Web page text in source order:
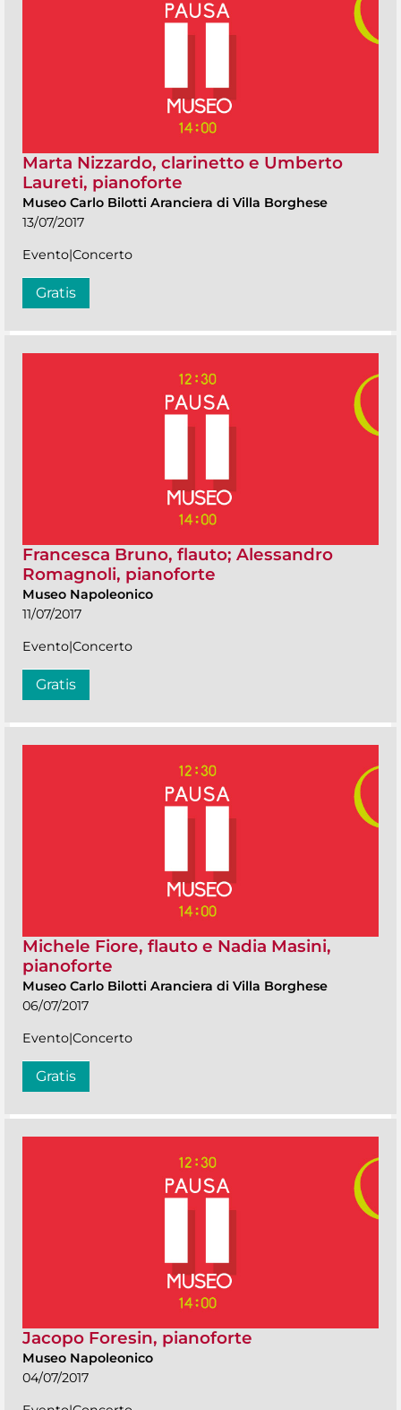
Marta Nizzardo, clarinetto e Umberto
Laureti, pianoforte
Museo Carlo Bilotti Aranciera di Villa Borghese
13/07/2017
Evento|Concerto
Gratis
Francesca Bruno, flauto; Alessandro
Romagnoli, pianoforte
Museo Napoleonico
11/07/2017
Evento|Concerto
Gratis
Michele Fiore, flauto e Nadia Masini,
pianoforte
Museo Carlo Bilotti Aranciera di Villa Borghese
06/07/2017
Evento|Concerto
Gratis
Jacopo Foresin, pianoforte
Museo Napoleonico
04/07/2017